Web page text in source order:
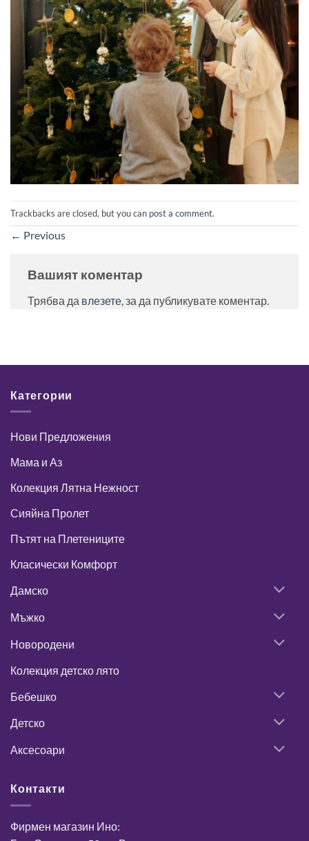
Trackbacks are closed, but you can post a comment.
← Previous
Вашият коментар
Трябва да влезете, за да публикувате коментар.
Категории
Нови Предложения
Мама и Аз
Колекция Лятна Нежност
Сияйна Пролет
Пътят на Плетениците
Класически Комфорт
Дамско
Мъжко
Новородени
Колекция детско лято
Бебешко
Детско
Аксесоари
Контакти
Фирмен магазин Ино: